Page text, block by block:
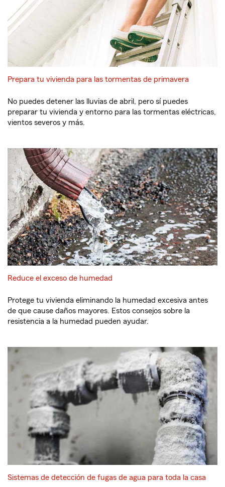
Prepara tu vivienda para las tormentas de primavera
No puedes detener las lluvias de abril, pero sí puedes
preparar tu vivienda y entorno para las tormentas eléctricas,
vientos severos y más.
Reduce el exceso de humedad
Protege tu vivienda eliminando la humedad excesiva antes
de que cause daños mayores. Estos consejos sobre la
resistencia a la humedad pueden ayudar.
Sistemas de detección de fugas de agua para toda la casa